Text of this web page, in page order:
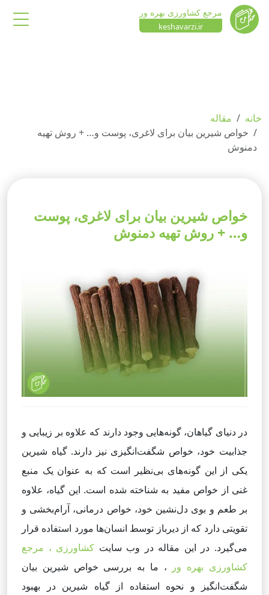
مرجع کشاورزی بهره ور
keshavarzi.ir
خانه
مقاله
خواص شیرین بیان برای لاغری، پوست و… + روش تهیه
دمنوش
خواص شیرین بیان برای لاغری، پوست
و… + روش تهیه دمنوش
در دنیای گیاهان، گونه‌هایی وجود دارند که علاوه بر زیبایی و
جذابیت خود، خواص شگفت‌انگیزی نیز دارند. گیاه شیرین
یکی از این گونه‌های بی‌نظیر است که به عنوان یک منبع
غنی از خواص مفید به شناخته شده است. این گیاه، علاوه
بر طعم و بوی دل‌نشین خود، خواص درمانی، آرام‌بخشی و
تقویتی دارد که از دیرباز توسط انسان‌ها مورد استفاده قرار
می‌گیرد. در این مقاله در وب سایت کشاورزی ، مرجع
کشاورزی بهره ور ، ما به بررسی خواص شیرین بیان
شگفت‌انگیز و نحوه استفاده از گیاه شیرین در بهبود